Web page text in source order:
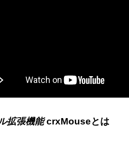
拡張機能crxMouseとは